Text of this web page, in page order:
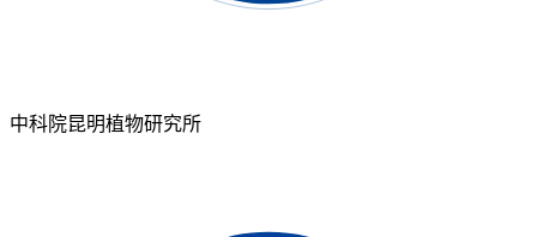
中科院昆明植物研究所